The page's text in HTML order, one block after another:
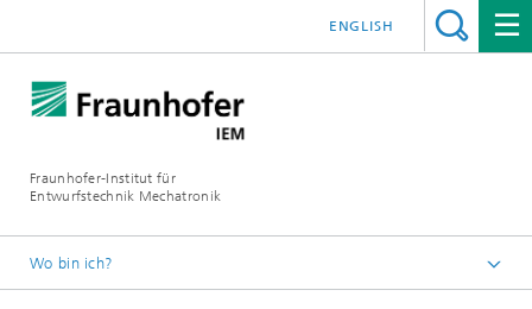
Fraunhofer-Institut für
Entwurfstechnik Mechatronik
ENGLISH
Wo bin ich?